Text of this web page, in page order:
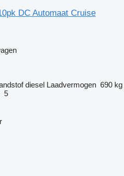
DC Automaat Cruise
diesel Laadvermogen 690 kg
5